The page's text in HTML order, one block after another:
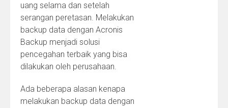
uang selama dan setelah
serangan peretasan. Melakukan
backup data dengan Acronis
Backup menjadi solusi
pencegahan terbaik yang bisa
dilakukan oleh perusahaan.
Ada beberapa alasan kenapa
melakukan backup data dengan